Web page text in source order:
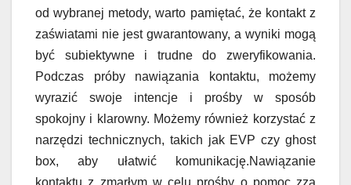
od wybranej metody, warto pamiętać, że kontakt z
zaświatami nie jest gwarantowany, a wyniki mogą
być subiektywne i trudne do zweryfikowania.
Podczas próby nawiązania kontaktu, możemy
wyrazić swoje intencje i prośby w sposób
spokojny i klarowny. Możemy również korzystać z
narzędzi technicznych, takich jak EVP czy ghost
box, aby ułatwić komunikację.Nawiązanie